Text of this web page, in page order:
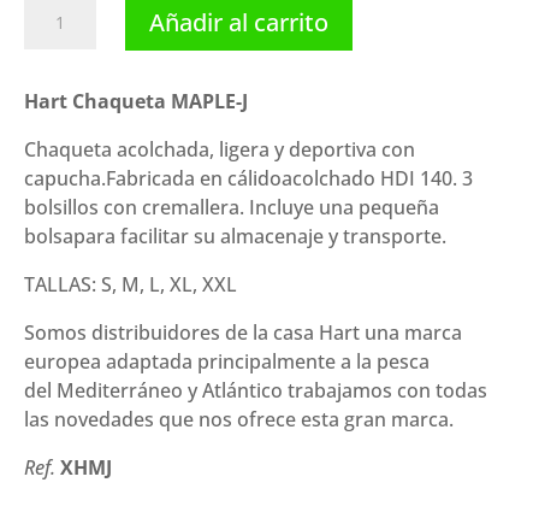
Chaqueta
J
Añadir al carrito
Hart Chaqueta MAPLE-J
Chaqueta acolchada, ligera y deportiva con
capucha.Fabricada en cálidoacolchado HDI 140. 3
bolsillos con cremallera. Incluye una pequeña
bolsapara facilitar su almacenaje y transporte.
TALLAS: S, M, L, XL, XXL
Somos distribuidores de la casa Hart una marca
europea adaptada principalmente a la pesca
del Mediterráneo y Atlántico trabajamos con todas
las novedades que nos ofrece esta gran marca.
Ref. XHMJ